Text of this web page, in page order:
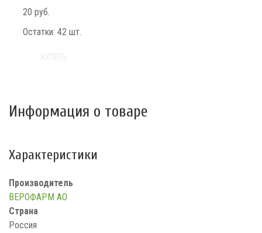
20 руб.
Остатки: 42 шт.
Информация о товаре
Характеристики
Производитель
ВЕРОФАРМ АО
Страна
Россия